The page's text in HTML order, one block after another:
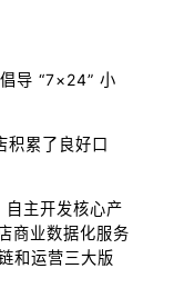
导 “7×24” 小
积累了良好口
主开发核心产
商业数据化服务
和运营三大版